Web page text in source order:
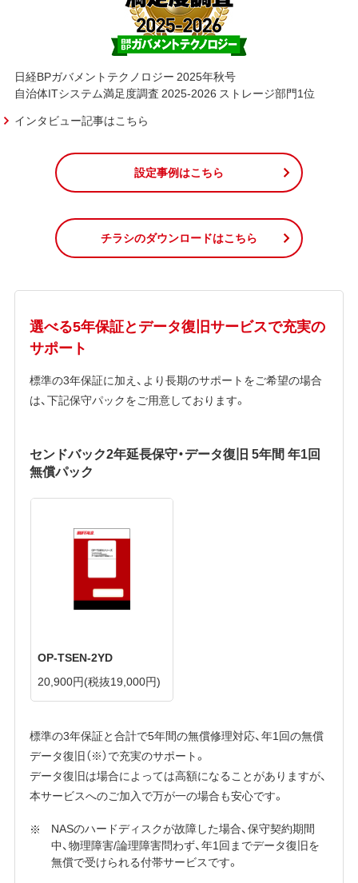
日経BPガバメントテクノロジー 2025年秋号
自治体ITシステム満足度調査 2025-2026 ストレージ部門1位
インタビュー記事はこちら
設定事例はこちら
チラシのダウンロードはこちら
選べる5年保証とデータ復旧サービスで充実の
サポート
標準の3年保証に加え、より長期のサポートをご希望の場合
は、下記保守パックをご用意しております。
センドバック2年延長保守・データ復旧 5年間 年1回
無償パック
OP-TSEN-2YD
20,900円(税抜19,000円)
標準の3年保証と合計で5年間の無償修理対応、年1回の無償
データ復旧（※）で充実のサポート。
データ復旧は場合によっては高額になることがありますが、
本サービスへのご加入で万が一の場合も安心です。
NASのハードディスクが故障した場合、保守契約期間
中、物理障害/論理障害問わず、年1回までデータ復旧を
無償で受けられる付帯サービスです。